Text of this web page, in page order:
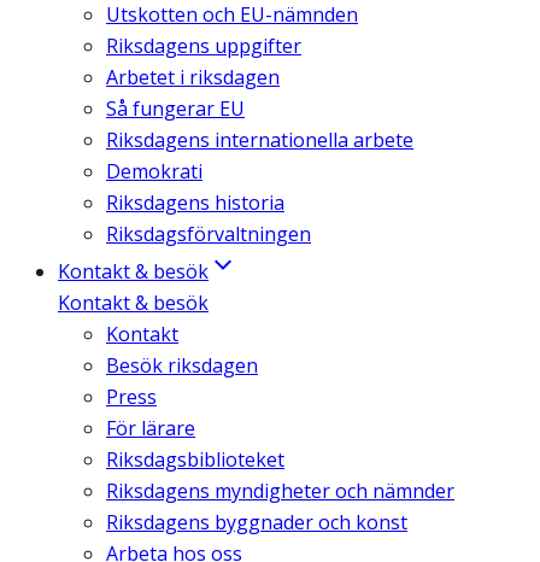
Utskotten och EU-nämnden
Riksdagens uppgifter
Arbetet i riksdagen
Så fungerar EU
Riksdagens internationella arbete
Demokrati
Riksdagens historia
Riksdagsförvaltningen
Kontakt & besök
Kontakt & besök
Kontakt
Besök riksdagen
Press
För lärare
Riksdagsbiblioteket
Riksdagens myndigheter och nämnder
Riksdagens byggnader och konst
Arbeta hos oss